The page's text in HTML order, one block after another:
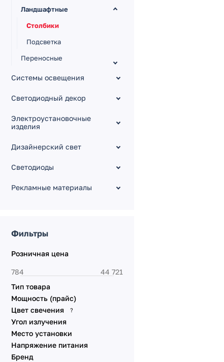
Ландшафтные
Столбики
Подсветка
Переносные
Грунтовые светильники
Подводные светильники
Системы освещения
Светодиодный декор
Электроустановочные
изделия
Дизайнерский свет
Светодиоды
Рекламные материалы
Фильтры
Розничная цена
Тип товара
Мощность (прайс)
Цвет свечения
?
Угол излучения
Место установки
Напряжение питания
Бренд